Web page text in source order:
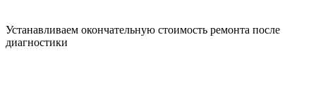
Устанавливаем окончательную стоимость ремонта после
диагностики